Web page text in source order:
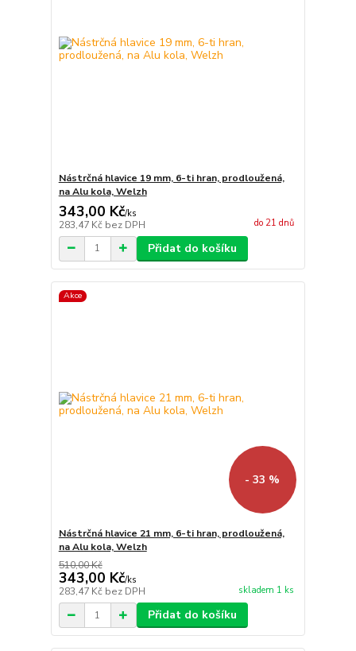
Nástrčná hlavice 19 mm, 6-ti hran, prodloužená,
na Alu kola, Welzh
343,00 Kč/ks
283,47 Kč bez DPH do 21 dnů
Přidat do košíku
Akce
- 33 %
Nástrčná hlavice 21 mm, 6-ti hran, prodloužená,
na Alu kola, Welzh
510,00 Kč
343,00 Kč/ks
283,47 Kč bez DPH skladem 1 ks
Přidat do košíku